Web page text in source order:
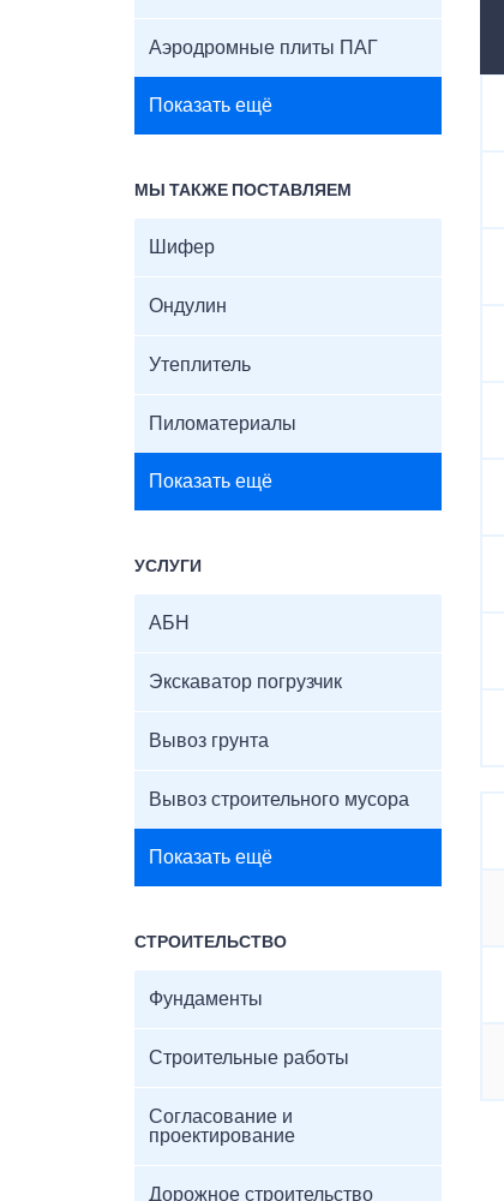
Аэродромные плиты ПАГ
Показать ещё
МЫ ТАКЖЕ ПОСТАВЛЯЕМ
Шифер
Ондулин
Утеплитель
Пиломатериалы
Показать ещё
УСЛУГИ
АБН
Экскаватор погрузчик
Вывоз грунта
Вывоз строительного мусора
Показать ещё
СТРОИТЕЛЬСТВО
Фундаменты
Строительные работы
Согласование и
проектирование
Дорожное строительство